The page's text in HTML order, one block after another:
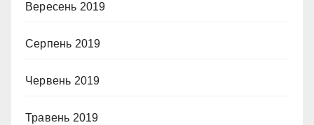
Вересень 2019
Серпень 2019
Червень 2019
Травень 2019